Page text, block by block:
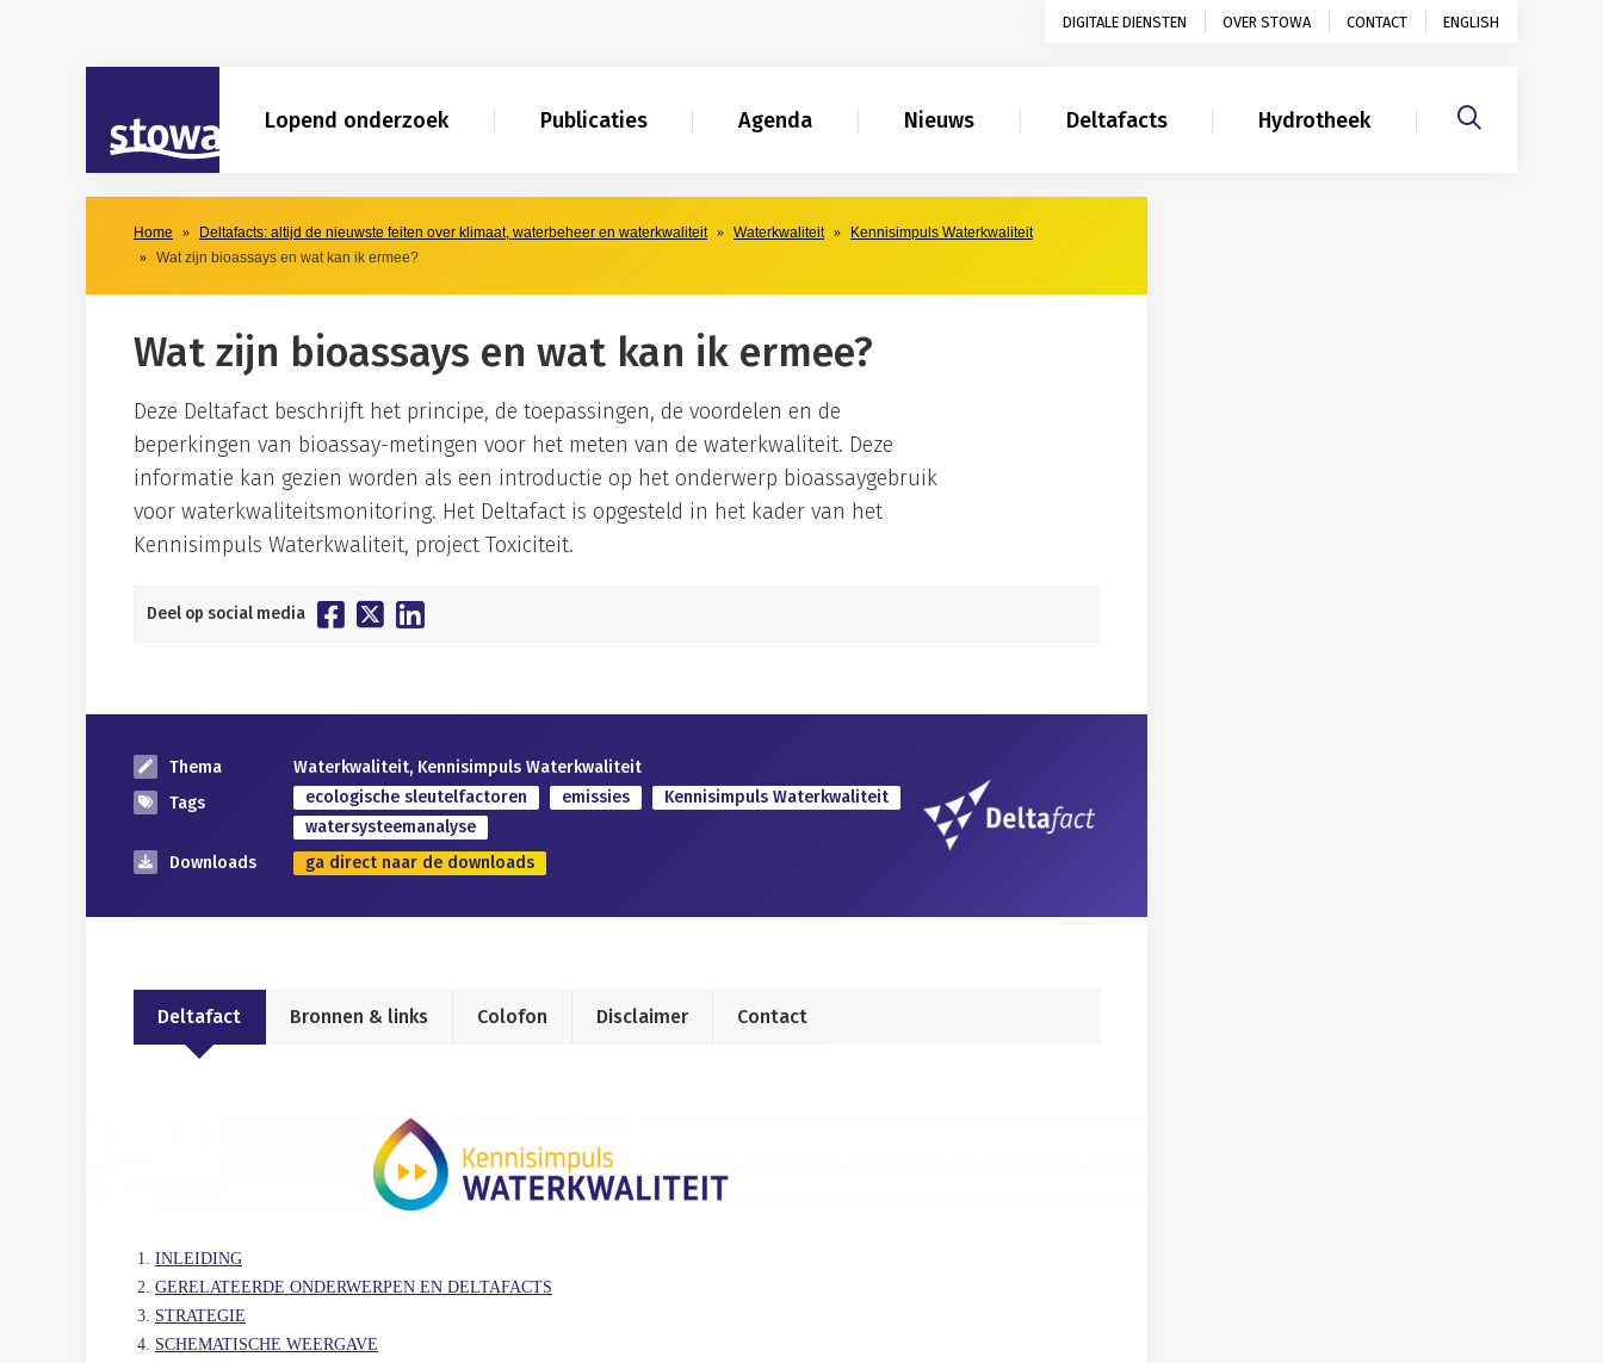
DIGITALE DIENSTEN OVER STOWA CONTACT ENGLISH
Lopend onderzoek Publicaties Agenda Nieuws Deltafacts Hydrotheek
Home Deltafacts: altijd de nieuwste feiten over klimaat, waterbeheer en waterkwaliteit Waterkwaliteit
Kennisimpuls Waterkwaliteit
Wat zijn bioassays en wat kan ik ermee?
Wat zijn bioassays en wat kan ik ermee?
Deze Deltafact beschrijft het principe, de toepassingen, de voordelen en de
beperkingen van bioassay-metingen voor het meten van de waterkwaliteit. Deze
informatie kan gezien worden als een introductie op het onderwerp bioassaygebruik
voor waterkwaliteitsmonitoring. Het Deltafact is opgesteld in het kader van het
Kennisimpuls Waterkwaliteit, project Toxiciteit.
Deel op social media
Thema
Waterkwaliteit, Kennisimpuls Waterkwaliteit
Tags
ecologische sleutelfactoren emissies
Kennisimpuls Waterkwaliteit
watersysteemanalyse
Downloads
ga direct naar de downloads
Deltafact Bronnen & links Colofon Disclaimer Contact
INLEIDING
GERELATEERDE ONDERWERPEN EN DELTAFACTS
STRATEGIE
SCHEMATISCHE WEERGAVE